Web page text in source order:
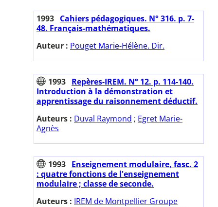
1993 Cahiers pédagogiques. N° 316. p. 7-
48. Français-mathématiques.
Auteur : Pouget Marie-Hélène. Dir.
1993 Repères-IREM. N° 12. p. 114-140.
Introduction à la démonstration et
apprentissage du raisonnement déductif.
Auteurs : Duval Raymond ; Egret Marie-
Agnès
1993 Enseignement modulaire, fasc. 2
: quatre fonctions de l'enseignement
modulaire ; classe de seconde.
Auteurs : IREM de Montpellier Groupe